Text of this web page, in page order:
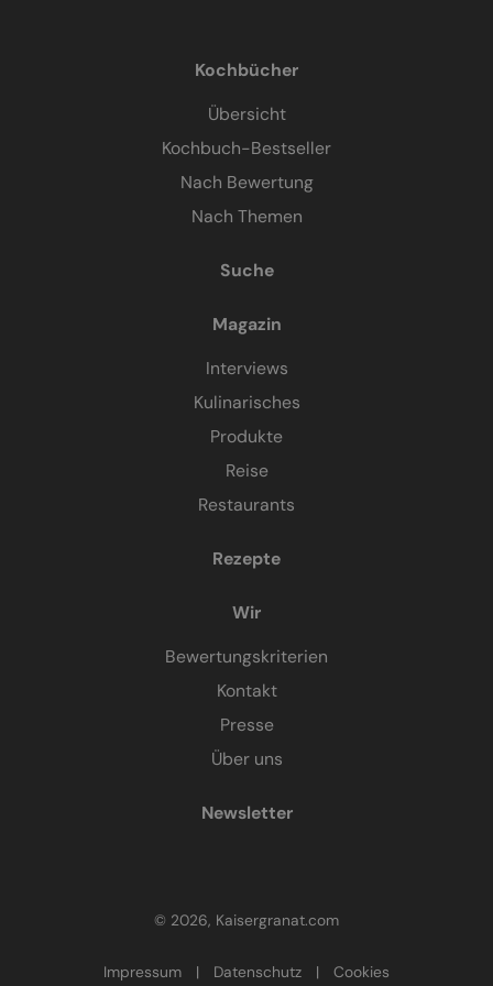
Kochbücher
Übersicht
Kochbuch-Bestseller
Nach Bewertung
Nach Themen
Suche
Magazin
Interviews
Kulinarisches
Produkte
Reise
Restaurants
Rezepte
Wir
Bewertungskriterien
Kontakt
Presse
Über uns
Newsletter
© 2026, Kaisergranat.com
Impressum | Datenschutz | Cookies